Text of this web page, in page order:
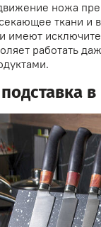
ножа
ткани и
имеют
работать